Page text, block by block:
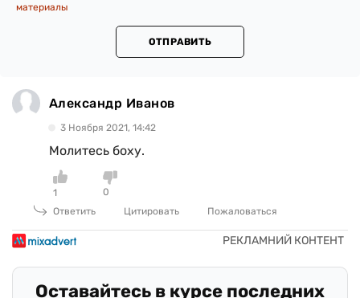
материалы
ОТПРАВИТЬ
Александр Иванов
3 Ноября 2021, 14:42
Молитесь боху.
1
0
Ответить
Цитировать Пожаловаться
Оставайтесь в курсе последних